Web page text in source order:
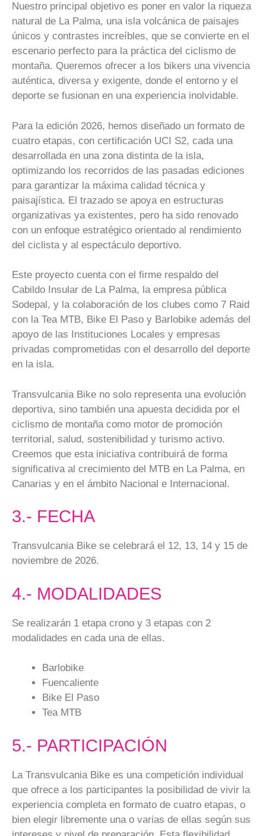
Nuestro principal objetivo es poner en valor la riqueza
natural de La Palma, una isla volcánica de paisajes
únicos y contrastes increíbles, que se convierte en el
escenario perfecto para la práctica del ciclismo de
montaña. Queremos ofrecer a los bikers una vivencia
auténtica, diversa y exigente, donde el entorno y el
deporte se fusionan en una experiencia inolvidable.
Para la edición 2026, hemos diseñado un formato de
cuatro etapas, con certificación UCI S2, cada una
desarrollada en una zona distinta de la isla,
optimizando los recorridos de las pasadas ediciones
para garantizar la máxima calidad técnica y
paisajística. El trazado se apoya en estructuras
organizativas ya existentes, pero ha sido renovado
con un enfoque estratégico orientado al rendimiento
del ciclista y al espectáculo deportivo.
Este proyecto cuenta con el firme respaldo del
Cabildo Insular de La Palma, la empresa pública
Sodepal, y la colaboración de los clubes como 7 Raid
con la Tea MTB, Bike El Paso y Barlobike además del
apoyo de las Instituciones Locales y empresas
privadas comprometidas con el desarrollo del deporte
en la isla.
Transvulcania Bike no solo representa una evolución
deportiva, sino también una apuesta decidida por el
ciclismo de montaña como motor de promoción
territorial, salud, sostenibilidad y turismo activo.
Creemos que esta iniciativa contribuirá de forma
significativa al crecimiento del MTB en La Palma, en
Canarias y en el ámbito Nacional e Internacional.
3.- FECHA
Transvulcania Bike se celebrará el 12, 13, 14 y 15 de
noviembre de 2026.
4.- MODALIDADES
Se realizarán 1 etapa crono y 3 etapas con 2
modalidades en cada una de ellas.
Barlobike
Fuencaliente
Bike El Paso
Tea MTB
5.- PARTICIPACIÓN
La Transvulcania Bike es una competición individual
que ofrece a los participantes la posibilidad de vivir la
experiencia completa en formato de cuatro etapas, o
bien elegir libremente una o varias de ellas según sus